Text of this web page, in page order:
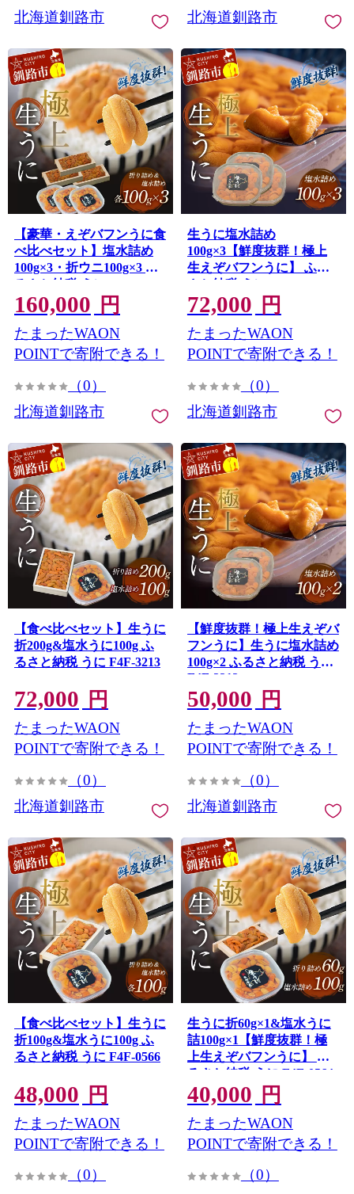
北海道釧路市
北海道釧路市
【豪華・えぞバフンうに食
べ比べセット】塩水詰め
100g×3・折ウニ100g×3 ふ
るさと納税 うに F4F-0575
160,000 円
たまったWAON
POINTで寄附できる！
（0）
北海道釧路市
生うに塩水詰め
100g×3【鮮度抜群！極上
生えぞバフンうに】 ふる
さと納税 うに F4F-3214
72,000 円
たまったWAON
POINTで寄附できる！
（0）
北海道釧路市
【食べ比べセット】生うに
折200g&塩水うに100g ふ
るさと納税 うに F4F-3213
72,000 円
たまったWAON
POINTで寄附できる！
（0）
北海道釧路市
【鮮度抜群！極上生えぞバ
フンうに】生うに塩水詰め
100g×2 ふるさと納税 うに
F4F-3212
50,000 円
たまったWAON
POINTで寄附できる！
（0）
北海道釧路市
【食べ比べセット】生うに
折100g&塩水うに100g ふ
るさと納税 うに F4F-0566
48,000 円
たまったWAON
POINTで寄附できる！
（0）
生うに折60g×1&塩水うに
詰100g×1【鮮度抜群！極
上生えぞバフンうに】 ふ
るさと納税 うに F4F-0564
40,000 円
たまったWAON
POINTで寄附できる！
（0）